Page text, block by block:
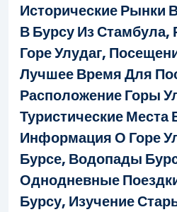
Исторические Рынки
В Бурсу Из Стамбула,
Горе Улудаг,
Лучшее Время Для
Расположение Горы
Туристические Места
Информация О Горе
Бурсе, Водопады
Однодневные
Бурсу, Изучение